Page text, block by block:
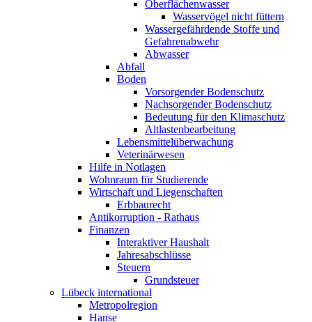
Oberflächenwasser
Wasservögel nicht füttern
Wassergefährdende Stoffe und
Gefahrenabwehr
Abwasser
Abfall
Boden
Vorsorgender Bodenschutz
Nachsorgender Bodenschutz
Bedeutung für den Klimaschutz
Altlastenbearbeitung
Lebensmittelüberwachung
Veterinärwesen
Hilfe in Notlagen
Wohnraum für Studierende
Wirtschaft und Liegenschaften
Erbbaurecht
Antikorruption - Rathaus
Finanzen
Interaktiver Haushalt
Jahresabschlüsse
Steuern
Grundsteuer
Lübeck international
Metropolregion
Hanse